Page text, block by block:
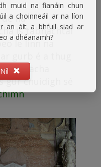
na
is tábhachtaí
le linn na
gur chuidigh sé
muid na fianáin chun
a choinneáil ar na líon
an áit a bhfuil siad ar
a dhéanamh?
Níl